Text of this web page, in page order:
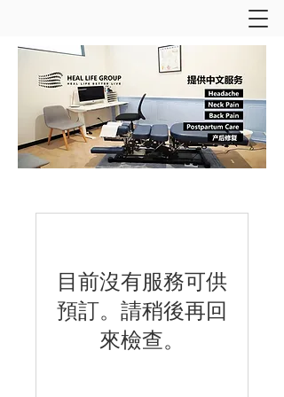
目前沒有服務可供
預訂。請稍後再回
來檢查。